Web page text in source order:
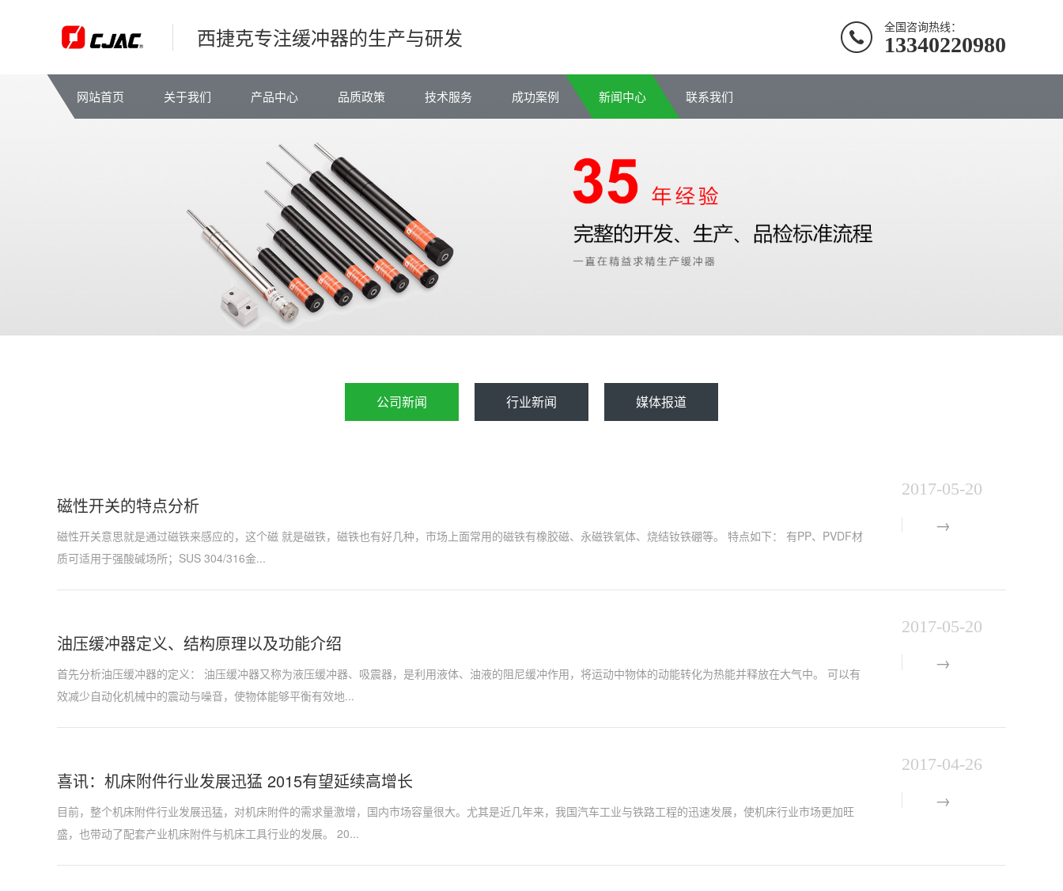
西捷克专注缓冲器的生产与研发 全国咨询热线：
13340220980
网站首页 关于我们 产品中心 品质政策 技术服务 成功案例 新闻中心 联系我们
公司新闻 行业新闻 媒体报道
磁性开关的特点分析
2017-05-20
磁性开关意思就是通过磁铁来感应的，这个磁 就是磁铁，磁铁也有好几种，市场上面常用的磁铁有橡胶磁、永磁铁氧体、烧结钕铁硼等。 特点如下： 有PP、PVDF材
质可适用于强酸碱场所；SUS 304/316金...
油压缓冲器定义、结构原理以及功能介绍
2017-05-20
首先分析油压缓冲器的定义： 油压缓冲器又称为液压缓冲器、吸震器，是利用液体、油液的阻尼缓冲作用，将运动中物体的动能转化为热能并释放在大气中。 可以有
效减少自动化机械中的震动与噪音，使物体能够平衡有效地...
喜讯：机床附件行业发展迅猛 2015有望延续高增长
2017-04-26
目前，整个机床附件行业发展迅猛，对机床附件的需求量激增，国内市场容量很大。尤其是近几年来，我国汽车工业与铁路工程的迅速发展，使机床行业市场更加旺
盛，也带动了配套产业机床附件与机床工具行业的发展。 20...